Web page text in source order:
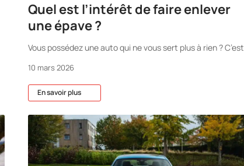
Quel est l’intérêt de faire enlever
une épave ?
Vous possédez une auto qui ne vous sert plus à rien ? C’est
10 mars 2026
En savoir plus